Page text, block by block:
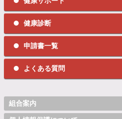
健康診断
申請書一覧
よくある質問
組合案内